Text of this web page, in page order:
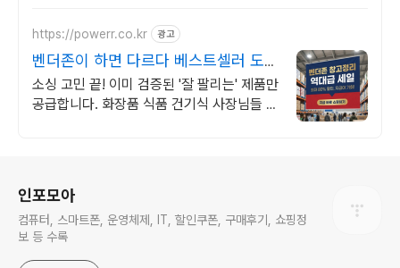
https://powerr.co.kr 광고
벤더존이 하면 다르다 베스트셀러 도매
가 단독 공급
소싱 고민 끝! 이미 검증된 '잘 팔리는' 제품만
공급합니다. 화장품 식품 건기식 사장님들 사
인포모아
컴퓨터, 스마트폰, 운영체제, IT, 할인쿠폰, 구매후기, 쇼핑정
보 등 수록